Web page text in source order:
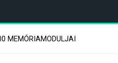
MEMÓRIAMODULJAI